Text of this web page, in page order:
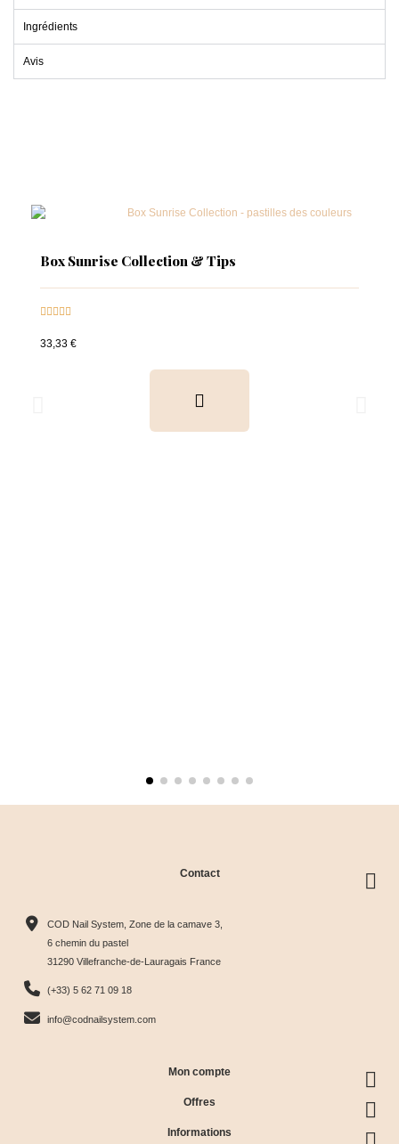
Ingrédients
Avis
Box Sunrise Collection & Tips

33,33 €
Contact
COD Nail System, Zone de la camave 3,
6 chemin du pastel
31290 Villefranche-de-Lauragais France
(+33) 5 62 71 09 18
info@codnailsystem.com
Mon compte
Offres
Informations